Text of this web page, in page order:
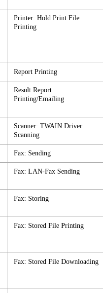
Printer: Hold Print File
Printing
Report Printing
Result Report
Printing/Emailing
Scanner: TWAIN Driver
Scanning
Fax: Sending
Fax: LAN-Fax Sending
Fax: Storing
Fax: Stored File Printing
Fax: Stored File Downloading